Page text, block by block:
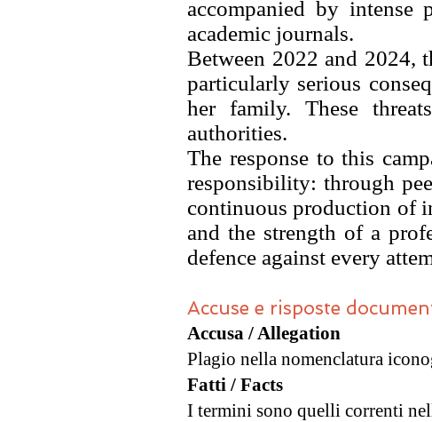
accompanied by intense
academic journals.
Between 2022 and 2024,
particularly serious
her family. These
authorities.
The response to this
responsibility: through
continuous production of
and the strength of a
defence against every
Accuse e risposte
Accusa / Allegation
Plagio nella nomenclatura
Fatti / Facts
I termini sono quelli correnti